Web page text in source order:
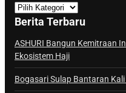
a
n
a
l
a
Berita Terbaru
ASHURI Bangun Kemitraan
Ekosistem Haji
Bogasari Sulap Bantaran